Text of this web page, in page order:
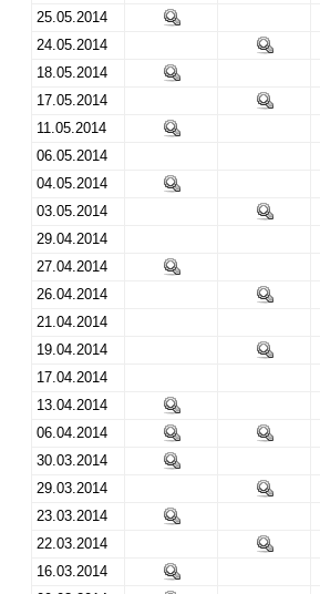
25.05.2014
24.05.2014
18.05.2014
17.05.2014
11.05.2014
06.05.2014
04.05.2014
03.05.2014
29.04.2014
27.04.2014
26.04.2014
21.04.2014
19.04.2014
17.04.2014
13.04.2014
06.04.2014
30.03.2014
29.03.2014
23.03.2014
22.03.2014
16.03.2014